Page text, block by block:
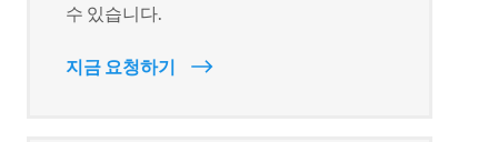
수 있습니다.
지금 요청하기